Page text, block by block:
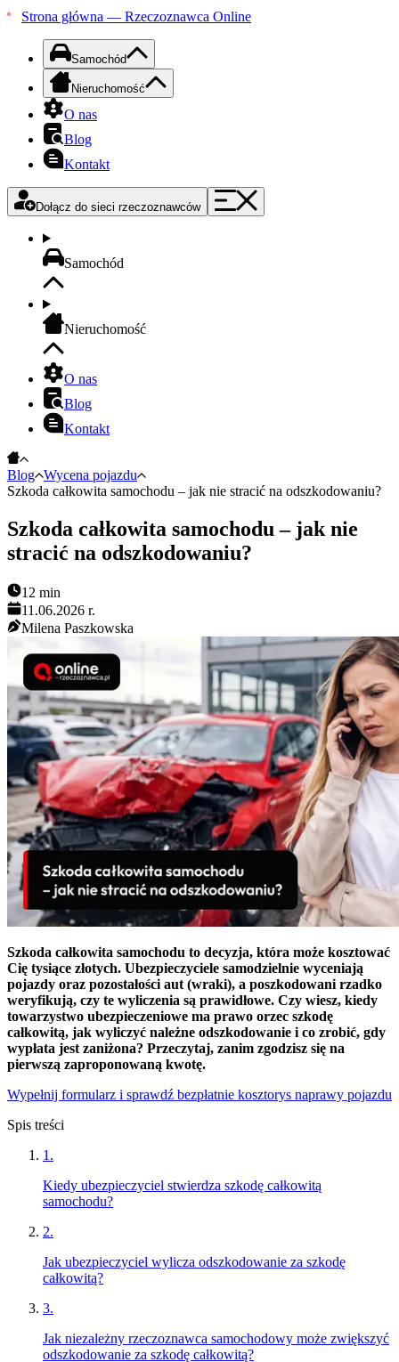
Strona główna — Rzeczoznawca Online
Samochód
Nieruchomość
O nas
Blog
Kontakt
Dołącz do sieci rzeczoznawców
Samochód
Nieruchomość
O nas
Blog
Kontakt
Blog Wycena pojazdu
Szkoda całkowita samochodu – jak nie stracić na odszkodowaniu?
Szkoda całkowita samochodu – jak nie
stracić na odszkodowaniu?
12 min
11.06.2026 r.
Milena Paszkowska
Szkoda całkowita samochodu to decyzja, która może kosztować
Cię tysiące złotych. Ubezpieczyciele samodzielnie wyceniają
pojazdy oraz pozostałości aut (wraki), a poszkodowani rzadko
weryfikują, czy te wyliczenia są prawidłowe. Czy wiesz, kiedy
towarzystwo ubezpieczeniowe ma prawo orzec szkodę
całkowitą, jak wyliczyć należne odszkodowanie i co zrobić, gdy
wypłata jest zaniżona? Przeczytaj, zanim zgodzisz się na
pierwszą zaproponowaną kwotę.
Wypełnij formularz i sprawdź bezpłatnie kosztorys naprawy pojazdu
Spis treści
1 .
Kiedy ubezpieczyciel stwierdza szkodę całkowitą
samochodu?
2.
Jak ubezpieczyciel wylicza odszkodowanie za szkodę
całkowitą?
3.
Jak niezależny rzeczoznawca samochodowy może zwiększyć
odszkodowanie za szkodę całkowitą?